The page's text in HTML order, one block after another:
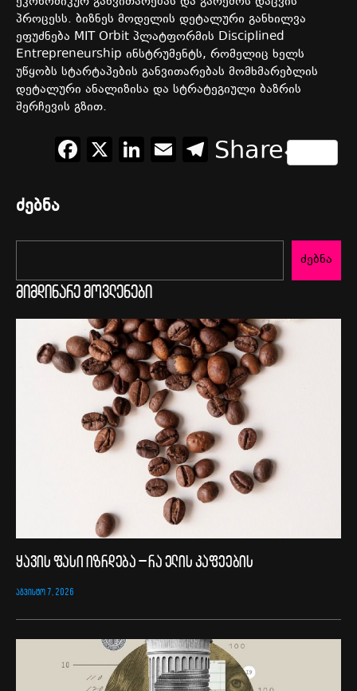
პროცესს. ბიზნეს მოდელის დეტალური განხილვა
ეფუძნება MIT Orbit პლატფორმის Disciplined
Entrepreneurship ინსტრუმენტს, რომელიც ხელს
უწყობს სტარტაპების განვითარებას მომხმარებლის
დეტალური ანალიზისა და სტრატეგიული ბაზრის
შერჩევის გზით.
Facebook
X LinkedIn
EmailTelegram
Share
ძებნა
ძებნა
მიმდინარე მოვლენები
ყავის ფასი იზრდება – რა ელის კაფეების
ᲐᲒᲕᲘᲡᲢᲝ 7, 2026